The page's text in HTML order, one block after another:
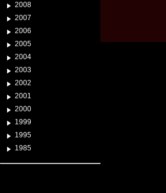
2008
2007
2006
2005
2004
2003
2002
2001
2000
1999
1995
1985